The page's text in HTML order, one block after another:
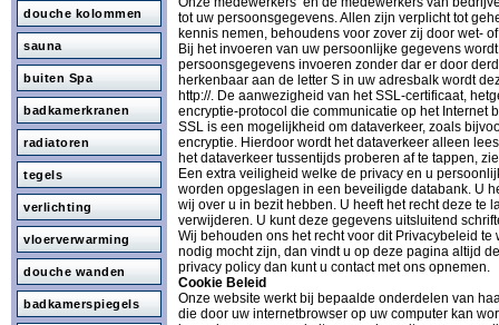
douche kolommen
sauna
buiten Spa
badkamerkranen
radiatoren
tegels
verlichting
vloerverwarming
douche wanden
badkamerspiegels
tot uw persoonsgegevens. Allen zijn verplicht tot
kennis nemen, behoudens voor zover zij door wet-
Bij het invoeren van uw persoonlijke gegevens
persoonsgegevens invoeren zonder dar er door
herkenbaar aan de letter S in uw adresbalk wordt
http://. De aanwezigheid van het SSL-certificaat,
encryptie-protocol die communicatie op het Internet
SSL is een mogelijkheid om dataverkeer, zoals
encryptie. Hierdoor wordt het dataverkeer alleen
het dataverkeer tussentijds proberen af te tappen,
Een extra veiligheid welke de privacy en u
worden opgeslagen in een beveiligde databank. U
wij over u in bezit hebben. U heeft het recht deze te
verwijderen. U kunt deze gegevens uitsluitend
Wij behouden ons het recht voor dit Privacybeleid
nodig mocht zijn, dan vindt u op deze pagina altijd
privacy policy dan kunt u contact met ons opnemen.
Cookie Beleid
Onze website werkt bij bepaalde onderdelen van
die door uw internetbrowser op uw computer kan